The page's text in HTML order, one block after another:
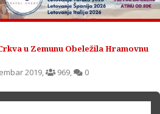
u Zemunu Obeležila Hramovnu
2019, 969, 0